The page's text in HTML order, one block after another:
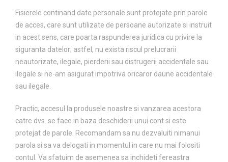
Fisierele continand date personale sunt protejate prin parole
de acces, care sunt utilizate de persoane autorizate si instruit
in acest sens, care poarta raspunderea juridica cu privire la
siguranta datelor; astfel, nu exista riscul prelucrarii
neautorizate, ilegale, pierderii sau distrugerii accidentale sau
ilegale si ne-am asigurat impotriva oricaror daune accidentale
sau ilegale.
Practic, accesul la produsele noastre si vanzarea acestora
catre dvs. se face in baza deschiderii unui cont si este
protejat de parole. Recomandam sa nu dezvaluiti nimanui
parola si sa va delogati in momentul in care nu mai folositi
contul. Va sfatuim de asemenea sa inchideti fereastra